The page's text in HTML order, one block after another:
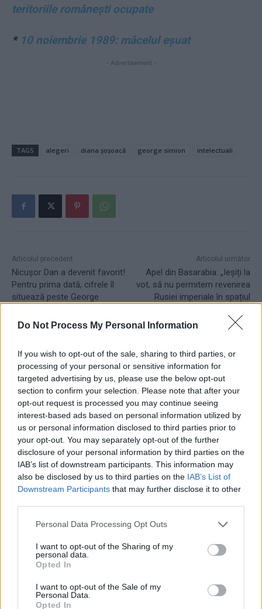
Do Not Process My Personal Information
If you wish to opt-out of the sale, sharing to third parties, or
processing of your personal or sensitive information for
targeted advertising by us, please use the below opt-out
section to confirm your selection. Please note that after your
opt-out request is processed you may continue seeing
interest-based ads based on personal information utilized by
us or personal information disclosed to third parties prior to
your opt-out. You may separately opt-out of the further
disclosure of your personal information by third parties on the
IAB’s list of downstream participants. This information may
also be disclosed by us to third parties on the IAB’s List of
Downstream Participants that may further disclose it to other
Personal Data Processing Opt Outs
I want to opt-out of the Sharing of my
personal data.
Opted In
I want to opt-out of the Sale of my
Personal Data.
Opted In
teritoriile românești ocupate
* 10 noiembrie 1989: măcelul eșuat
- Advertisement -
TAGS alegeri diana șoșoacă george simion intelectuali
Articolul precedent
Nicușor Dan a devenit favorit!
Pentru prima dată, cifrele îl
situează peste George
Articolul următor
Apel din Basarabia: „Ieșiți la
vot, să nu permitem revenirea
Rusiei imperiale în spațiul
Alecu Reniță (Chișinău)
RELATED ARTICLES
De ce nu avem baterii
Ortodoxia nucleară a lui Kirill